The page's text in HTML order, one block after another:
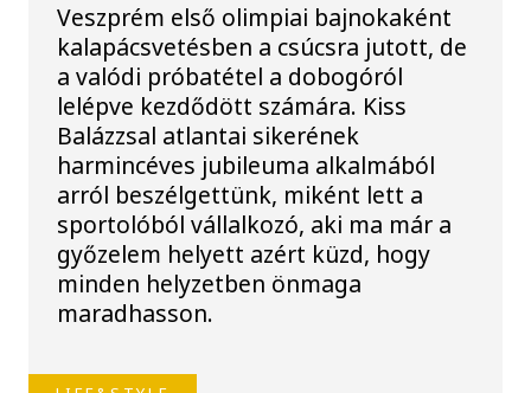
Veszprém első olimpiai bajnokaként
kalapácsvetésben a csúcsra jutott, de
a valódi próbatétel a dobogóról
lelépve kezdődött számára. Kiss
Balázzsal atlantai sikerének
harmincéves jubileuma alkalmából
arról beszélgettünk, miként lett a
sportolóból vállalkozó, aki ma már a
győzelem helyett azért küzd, hogy
minden helyzetben önmaga
maradhasson.